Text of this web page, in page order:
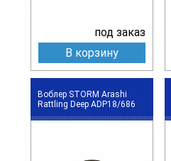
под заказ
В корзину
Воблер STORM Arashi
Rattling Deep ADP18/686